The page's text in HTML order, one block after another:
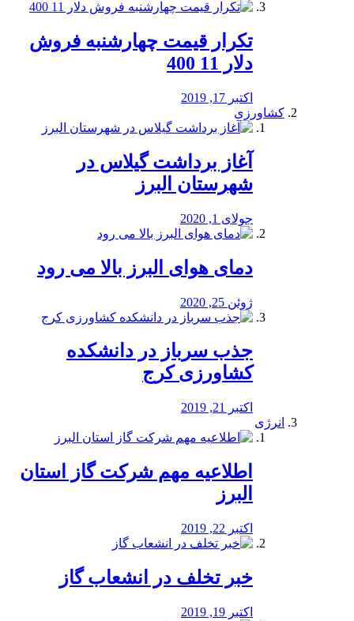
تکرار قیمت چهارشنبه فروش
دلار 11 400
اکتبر 17, 2019
کشاورزی
آغاز برداشت گیلاس در
شهرستان البرز
جولای 1, 2020
دمای هوای البرز بالا می رود
ژوئن 25, 2020
جذب سرباز در دانشکده
کشاورزی کرج
اکتبر 21, 2019
انرژی
️اطلاعیه مهم شرکت گاز استان
البرز
اکتبر 22, 2019
خبر تخلف در انشعاب گاز
اکتبر 19, 2019